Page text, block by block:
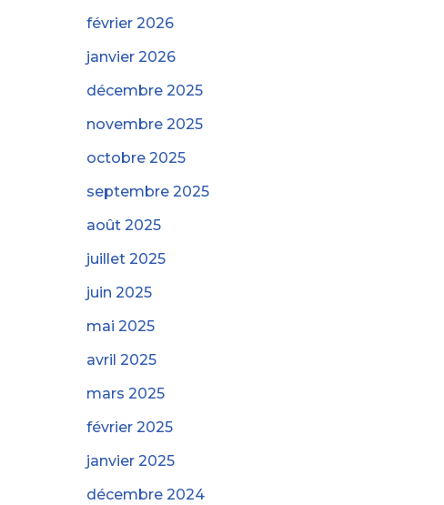
février 2026
janvier 2026
décembre 2025
novembre 2025
octobre 2025
septembre 2025
août 2025
juillet 2025
juin 2025
mai 2025
avril 2025
mars 2025
février 2025
janvier 2025
décembre 2024